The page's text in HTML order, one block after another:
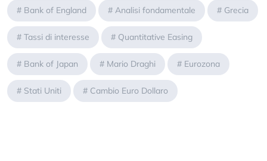
# Bank of England # Analisi fondamentale # Grecia
# Tassi di interesse # Quantitative Easing
# Bank of Japan # Mario Draghi # Eurozona
# Stati Uniti # Cambio Euro Dollaro